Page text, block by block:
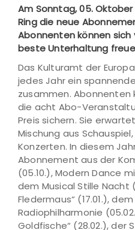
Am Sonntag, 05.
Ring die neue
Abonnenten können
beste Unterhaltung
Das Kulturamt der
jedes Jahr ein
zusammen. Abonnenten
die acht Abo-
Preis sichern. Sie
Mischung aus
Konzerten. In diesem
Abonnement aus der
(05.10.), Modern Dance
dem Musical Stille Nacht
Fledermaus“ (17.01.),
Radiophilharmonie
Goldfische“ (28.02.), der